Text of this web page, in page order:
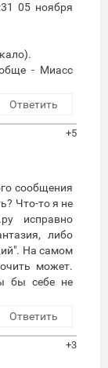
05 ноября
- Миасс
Ответить
+5
сообщения
Что-то я не
исправно
либо
На самом
может.
бы себе не
Ответить
+3